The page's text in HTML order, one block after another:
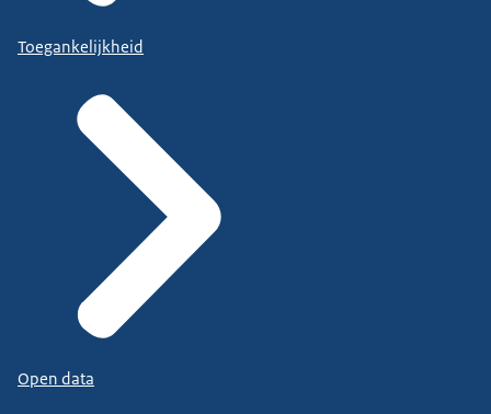
Toegankelijkheid
Open data